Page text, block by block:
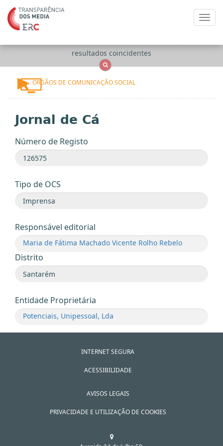
resultados coincidentes
ÓRGÃOS DE COMUNICAÇÃO SOCIAL
Jornal de Cá
Número de Registo
Tipo de OCS
Responsável editorial
Maria de Fátima Machado Vicente Rolho Rebelo
Distrito
Entidade Proprietária
Potenciais, Unipessoal, Lda
INTERNET SEGURA
ACESSIBILIDADE
AVISOS LEGAIS
PRIVACIDADE E UTILIZAÇÃO DE COOKIES